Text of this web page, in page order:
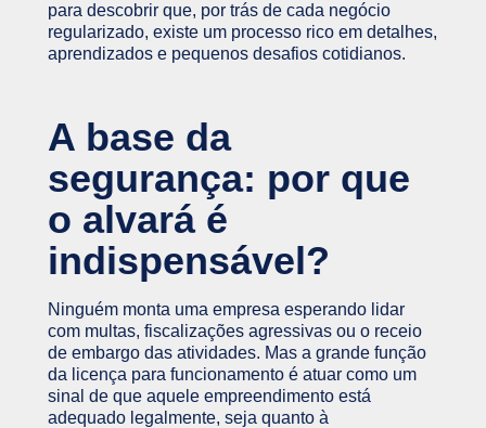
para descobrir que, por trás de cada negócio
regularizado, existe um processo rico em detalhes,
aprendizados e pequenos desafios cotidianos.
A base da
segurança: por que
o alvará é
indispensável?
Ninguém monta uma empresa esperando lidar
com multas, fiscalizações agressivas ou o receio
de embargo das atividades. Mas a grande função
da licença para funcionamento é atuar como um
sinal de que aquele empreendimento está
adequado legalmente, seja quanto à